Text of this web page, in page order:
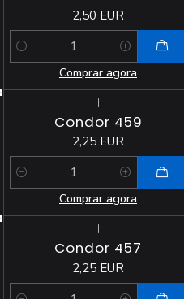
2,50 EUR
Quantidade
Comprar agora
|
Condor 459
2,25 EUR
Quantidade
Comprar agora
|
Condor 457
2,25 EUR